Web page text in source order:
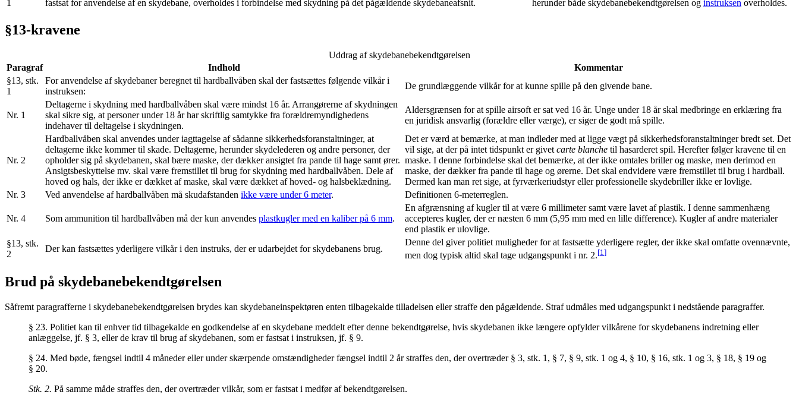
1
fastsat for anvendelse af en skydebane, overholdes i forbindelse med skydning på det pågældende skydebaneafsnit.
herunder både skydebanebekendtgørelsen og instruksen overholdes.
§13-kravene
Uddrag af skydebanebekendtgørelsen
Paragraf
Indhold
Kommentar
§13, stk.
1
For anvendelse af skydebaner beregnet til hardballvåben skal der fastsættes følgende vilkår i
instruksen:
De grundlæggende vilkår for at kunne spille på den givende bane.
Nr. 1
Deltagerne i skydning med hardballvåben skal være mindst 16 år. Arrangørerne af skydningen
skal sikre sig, at personer under 18 år har skriftlig samtykke fra forældremyndighedens
indehaver til deltagelse i skydningen.
Aldersgrænsen for at spille airsoft er sat ved 16 år. Unge under 18 år skal medbringe en erklæring fra
en juridisk ansvarlig (forældre eller værge), er siger de godt må spille.
Nr. 2
Hardballvåben skal anvendes under iagttagelse af sådanne sikkerhedsforanstaltninger, at
deltagerne ikke kommer til skade. Deltagerne, herunder skydelederen og andre personer, der
opholder sig på skydebanen, skal bære maske, der dækker ansigtet fra pande til hage samt ører.
Ansigtsbeskyttelse mv. skal være fremstillet til brug for skydning med hardballvåben. Dele af
hoved og hals, der ikke er dækket af maske, skal være dækket af hoved- og halsbeklædning.
Det er værd at bemærke, at man indleder med at ligge vægt på sikkerhedsforanstaltninger bredt set. Det
vil sige, at der på intet tidspunkt er givet carte blanche til hasarderet spil. Herefter følger kravene til en
maske. I denne forbindelse skal det bemærke, at der ikke omtales briller og maske, men derimod en
maske, der dækker fra pande til hage og ørerne. Det skal endvidere være fremstillet til brug i hardball.
Dermed kan man ret sige, at fyrværkeriudstyr eller professionelle skydebriller ikke er lovlige.
Nr. 3
Ved anvendelse af hardballvåben må skudafstanden ikke være under 6 meter. Definitionen 6-meterreglen.
Nr. 4 Som ammunition til hardballvåben må der kun anvendes plastkugler med en kaliber på 6 mm.
En afgrænsning af kugler til at være 6 millimeter samt være lavet af plastik. I denne sammenhæng
accepteres kugler, der er næsten 6 mm (5,95 mm med en lille difference). Kugler af andre materialer
end plastik er ulovlige.
§13, stk.
2
Der kan fastsættes yderligere vilkår i den instruks, der er udarbejdet for skydebanens brug.
Denne del giver politiet muligheder for at fastsætte yderligere regler, der ikke skal omfatte ovennævnte,
men dog typisk altid skal tage udgangspunkt i nr. 2.[1 ]
Brud på skydebanebekendtgørelsen
Såfremt paragrafferne i skydebanebekendtgørelsen brydes kan skydebaneinspektøren enten tilbagekalde tilladelsen eller straffe den pågældende. Straf udmåles med udgangspunkt i nedstående paragraffer.
§ 23. Politiet kan til enhver tid tilbagekalde en godkendelse af en skydebane meddelt efter denne bekendtgørelse, hvis skydebanen ikke længere opfylder vilkårene for skydebanens indretning eller
anlæggelse, jf. § 3, eller de krav til brug af skydebanen, som er fastsat i instruksen, jf. § 9.
§ 24. Med bøde, fængsel indtil 4 måneder eller under skærpende omstændigheder fængsel indtil 2 år straffes den, der overtræder § 3, stk. 1, § 7, § 9, stk. 1 og 4, § 10, § 16, stk. 1 og 3, § 18, § 19 og
§ 20.
Stk. 2. På samme måde straffes den, der overtræder vilkår, som er fastsat i medfør af bekendtgørelsen.